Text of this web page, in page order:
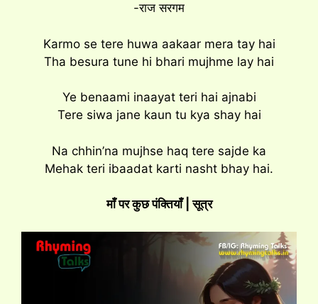
-राज सरगम
Karmo se tere huwa aakaar mera tay hai
Tha besura tune hi bhari mujhme lay hai
Ye benaami inaayat teri hai ajnabi
Tere siwa jane kaun tu kya shay hai
Na chhin’na mujhse haq tere sajde ka
Mehak teri ibaadat karti nasht bhay hai.
माँ पर कुछ पंक्तियाँ | सूत्र